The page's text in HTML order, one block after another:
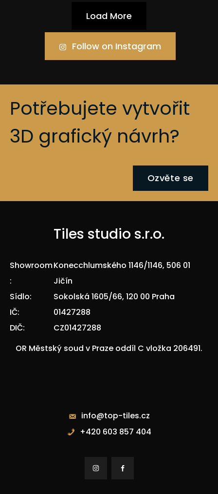
Load More
Follow on Instagram
Potřebujete vytvořit
3D grafický návrh?
Ozvěte se
Tiles studio s.r.o.
Showroom
:
Konecchlumského 1146/1146, 506 01
Jičín
Sídlo:
Sokolská 1605/66, 120 00 Praha
IČ:
01427288
DIČ:
CZ01427288
OR Městský soud v Praze oddíl C vložka 206491.
info@top-tiles.cz
+420 603 857 404
 